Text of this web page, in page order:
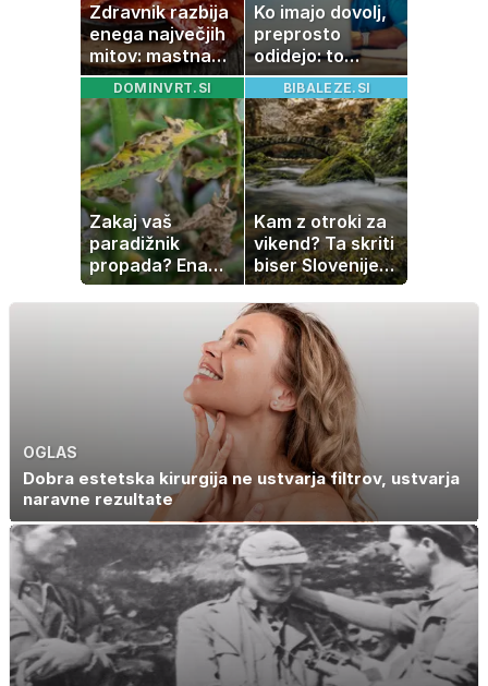
Zdravnik razbija
enega največjih
mitov: mastna
jetra ne
nastanejo zaradi
slanine, temveč
zaradi živila, ki
ga imamo vsi
radi
Ko imajo dovolj,
preprosto
odidejo: to
znamenje
najpogosteje da
odpoved
DOMINVRT.SI
Zakaj vaš
paradižnik
propada? Ena
napaka lahko
uniči rastline –
BIBALEZE.SI
Kam z otroki za
vikend? Ta skriti
biser Slovenije
izgleda kot iz
pravljice
OGLAS
Dobra estetska kirurgija ne ustvarja filtrov, ustvarja
naravne rezultate